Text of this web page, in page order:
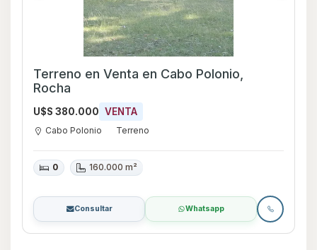
Terreno en Venta en Cabo Polonio,
Rocha
U$S 380.000 VENTA
Cabo Polonio Terreno
0 160.000 m²
Consultar Whatsapp